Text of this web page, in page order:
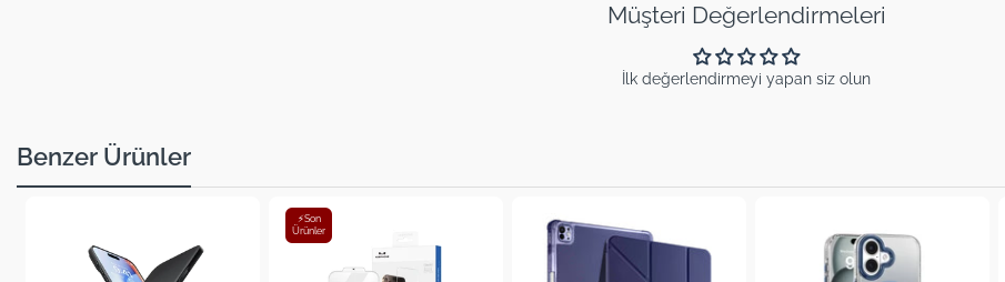
Müşteri Değerlendirmeleri
İlk değerlendirmeyi yapan siz olun
Benzer Ürünler